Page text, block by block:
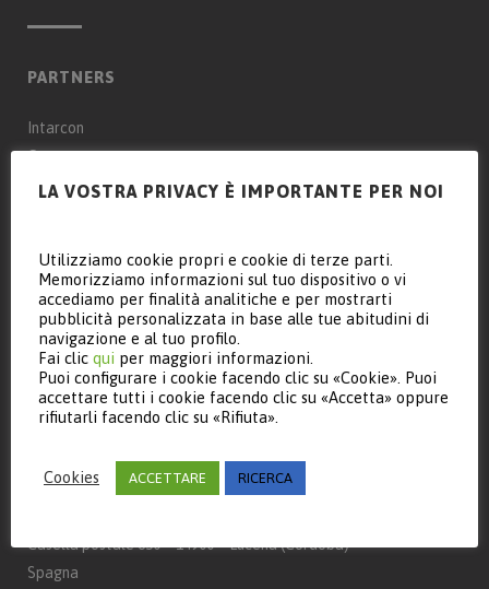
PARTNERS
Intarcon
Genaq
Keyter France SAS
Keyter Intarcon Schweiz
D3 Froid
Keyter Technologies, S.L.
Casella postale 650 – 14900 – Lucena (Córdoba)
Spagna
LA VOSTRA PRIVACY È IMPORTANTE PER NOI
Utilizziamo cookie propri e cookie di terze parti.
Memorizziamo informazioni sul tuo dispositivo o vi
accediamo per finalità analitiche e per mostrarti
pubblicità personalizzata in base alle tue abitudini di
navigazione e al tuo profilo.
Fai clic qui per maggiori informazioni.
Puoi configurare i cookie facendo clic su «Cookie». Puoi
accettare tutti i cookie facendo clic su «Accetta» oppure
rifiutarli facendo clic su «Rifiuta».
Cookies ACCETTARE RICERCA